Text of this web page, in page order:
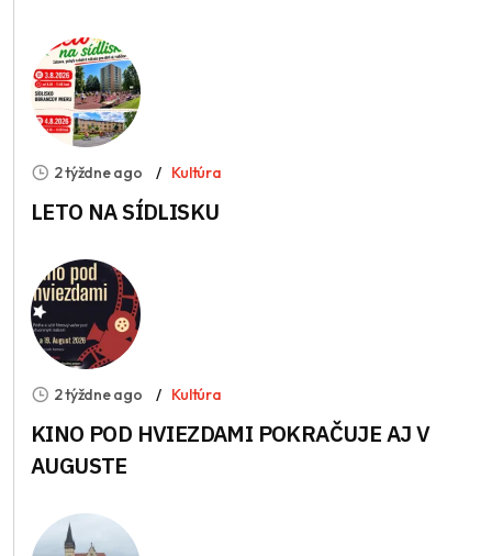
2 týždne ago Kultúra
LETO NA SÍDLISKU
2 týždne ago Kultúra
KINO POD HVIEZDAMI POKRAČUJE AJ V
AUGUSTE